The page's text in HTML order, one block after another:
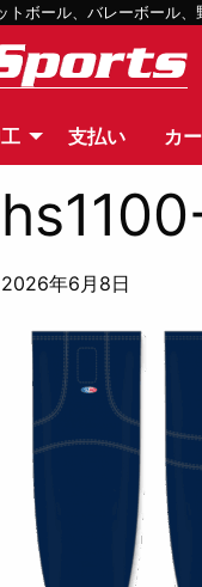
ボール、バレーボール
支払い カ
2026年6月8日